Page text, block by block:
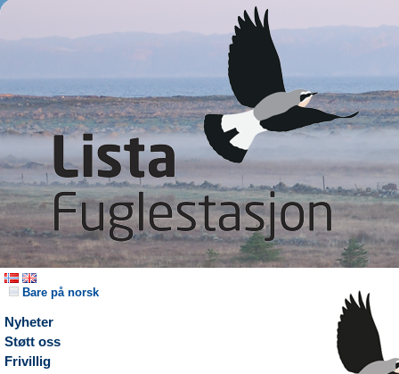
Bare på norsk
Nyheter
Støtt oss
Frivillig